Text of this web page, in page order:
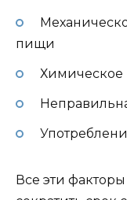
пищи
Химическое
Все эти